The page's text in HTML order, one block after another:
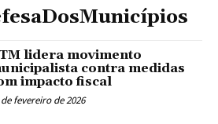
lidera movimento
contra medidas
impacto fiscal
fevereiro de 2026